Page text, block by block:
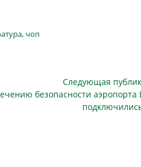
сотрудниками, чья
составила 65 тысяч
Поводом…
, чоп
Следующая
безопасности аэропорта